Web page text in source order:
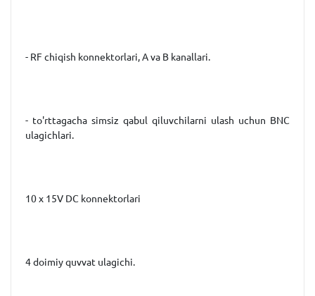
- RF chiqish konnektorlari, A va B kanallari.
- to'rttagacha simsiz qabul qiluvchilarni ulash uchun BNC
ulagichlari.
10 x 15V DC konnektorlari
4 doimiy quvvat ulagichi.